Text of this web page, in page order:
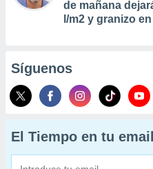
de mañana
l/m2 y granizo
Síguenos
El Tiempo en tu email